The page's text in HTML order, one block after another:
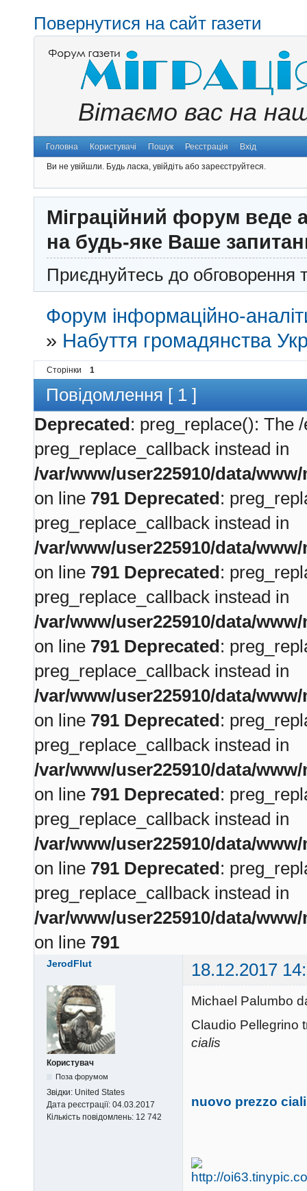
Повернутися на сайт газети
Вітаємо вас на
Головна Користувачі Пошук Реєстрація Вхід
Ви не увійшли. Будь ласка, увійдіть або зареєструйтеся.
Міграційний форум веде
на будь-яке Ваше
Приєднуйтесь до обговорення
Форум інформаційно-
» Набуття громадянства
Сторінки 1
Повідомлення [ 1 ]
Deprecated: preg_replace(): The
preg_replace_callback instead in
/var/www/user225910/data/
on line 791 Deprecated:
preg_replace_callback instead in
/var/www/user225910/data/
on line 791 Deprecated:
preg_replace_callback instead in
/var/www/user225910/data/
on line 791 Deprecated:
preg_replace_callback instead in
/var/www/user225910/data/
on line 791 Deprecated:
preg_replace_callback instead in
/var/www/user225910/data/
on line 791 Deprecated:
preg_replace_callback instead in
/var/www/user225910/data/
on line 791 Deprecated:
preg_replace_callback instead in
/var/www/user225910/data/
on line 791
JerodFlut 18.12.2017
Користувач
Поза форумом
Звідки: United States
Дата реєстрації: 04.03.2017
Кількість повідомлень: 12 742
Michael Palumbo
Claudio Pellegrino
cialis
nuovo prezzo